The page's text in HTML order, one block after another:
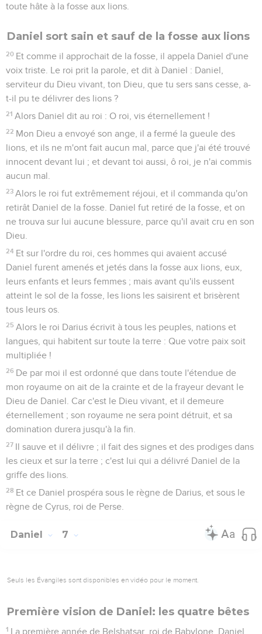
toute hâte à la fosse aux lions.
Daniel sort sain et sauf de la fosse aux lions
20 Et comme il approchait de la fosse, il appela Daniel d'une
voix triste. Le roi prit la parole, et dit à Daniel : Daniel,
serviteur du Dieu vivant, ton Dieu, que tu sers sans cesse, a-
t-il pu te délivrer des lions ?
21 Alors Daniel dit au roi : O roi, vis éternellement !
22 Mon Dieu a envoyé son ange, il a fermé la gueule des
lions, et ils ne m'ont fait aucun mal, parce que j'ai été trouvé
innocent devant lui ; et devant toi aussi, ô roi, je n'ai commis
aucun mal.
23 Alors le roi fut extrêmement réjoui, et il commanda qu'on
retirât Daniel de la fosse. Daniel fut retiré de la fosse, et on
ne trouva sur lui aucune blessure, parce qu'il avait cru en son
Dieu.
24 Et sur l'ordre du roi, ces hommes qui avaient accusé
Daniel furent amenés et jetés dans la fosse aux lions, eux,
leurs enfants et leurs femmes ; mais avant qu'ils eussent
atteint le sol de la fosse, les lions les saisirent et brisèrent
tous leurs os.
25 Alors le roi Darius écrivit à tous les peuples, nations et
langues, qui habitent sur toute la terre : Que votre paix soit
multipliée !
26 De par moi il est ordonné que dans toute l'étendue de
mon royaume on ait de la crainte et de la frayeur devant le
Dieu de Daniel. Car c'est le Dieu vivant, et il demeure
éternellement ; son royaume ne sera point détruit, et sa
domination durera jusqu'à la fin.
27 Il sauve et il délivre ; il fait des signes et des prodiges dans
les cieux et sur la terre ; c'est lui qui a délivré Daniel de la
griffe des lions.
28 Et ce Daniel prospéra sous le règne de Darius, et sous le
règne de Cyrus, roi de Perse.
Daniel 7
Seuls les Évangiles sont disponibles en vidéo pour le moment.
Première vision de Daniel: les quatre bêtes
1 La première année de Belshatsar, roi de Babylone, Daniel,